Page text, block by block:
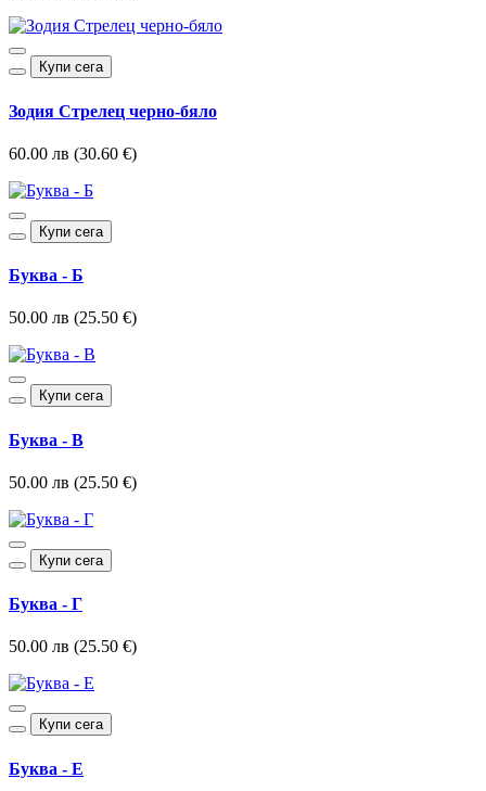
Купи сега
Зодия Стрелец черно-бяло
60.00 лв (30.60 €)
Купи сега
Буква - Б
50.00 лв (25.50 €)
Купи сега
Буква - В
50.00 лв (25.50 €)
Купи сега
Буква - Г
50.00 лв (25.50 €)
Купи сега
Буква - Е